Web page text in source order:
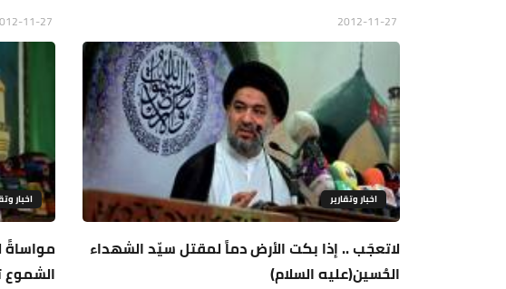
اخبار وتقارير
لاتعجَب .. إذا بكت الأرض دماً لمقتل سيّد الشهداء
الحُسين(عليه السلام)
اخبار
مواساةً
الشموع